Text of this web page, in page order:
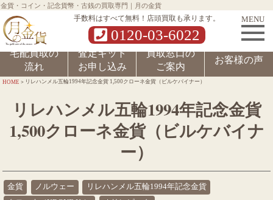
金貨・コイン・記念貨幣・古銭の買取専門｜月の金貨
手数料はすべて無料！店頭買取も承ります。
0120-03-6022
MENU
宅配買取の
流れ
査定キット
お申し込み
買取窓口の
ご案内
お客様の声
HOME > リレハンメル五輪1994年記念金貨 1,500クローネ金貨（ビルケバイナー）
リレハンメル五輪1994年記念金貨
1,500クローネ金貨（ビルケバイナ
ー）
金貨 ノルウェー
リレハンメル五輪1994年記念金貨